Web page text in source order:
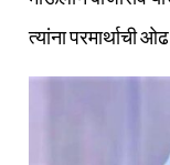
त्यांना परमार्थाची